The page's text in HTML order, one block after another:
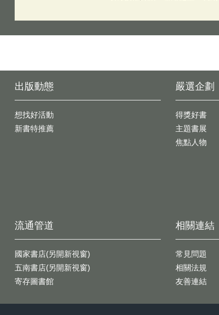
出版動態
想找好活動
新書特推薦
嚴選企劃
得獎好書
主題書展
焦點人物
流通管道
國家書店(另開新視窗)
五南書店(另開新視窗)
寄存圖書館
相關連結
常見問題
相關法規
友善連結